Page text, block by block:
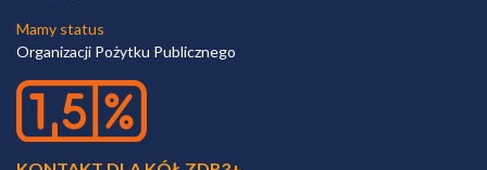
Mamy status
Organizacji Pożytku Publicznego